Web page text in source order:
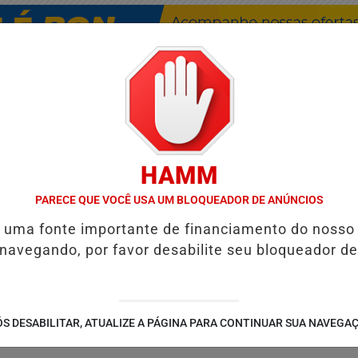
/ GUIA COMERCIAL / NOTÍCIAS / FUTEBOL /
EM 40 MUNICÍPIOS GOVERNO DE GOIÁS ENTREGA 60 CASAS A
HAMM
PARECE QUE VOCÊ USA UM BLOQUEADOR DE ANÚNCIOS
fonte importante de financiamento do nosso
por favor desabilite seu bloqueador
DESABILITAR, ATUALIZE A PÁGINA PARA CONTINUAR SUA